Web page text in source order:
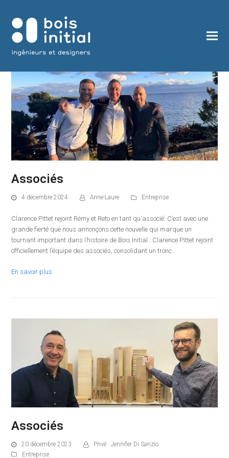
Associés
4 décembre 2024 Anne-Laure Entreprise
Clarence Pittet rejoint Rémy et Reto en tant qu'associé. C’est avec une
grande fierté que nous annonçons cette nouvelle qui marque un
tournant important dans l’histoire de Bois Initial : Clarence Pittet rejoint
officiellement l’équipe des associés, consolidant un tronc…
En savoir plus
Associés
20 décembre 2023
Privé : Jennifer Di Sanzio
Entreprise